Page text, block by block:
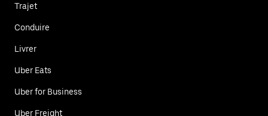
Trajet
Conduire
Livrer
Uber Eats
Uber for Business
Uber Freight